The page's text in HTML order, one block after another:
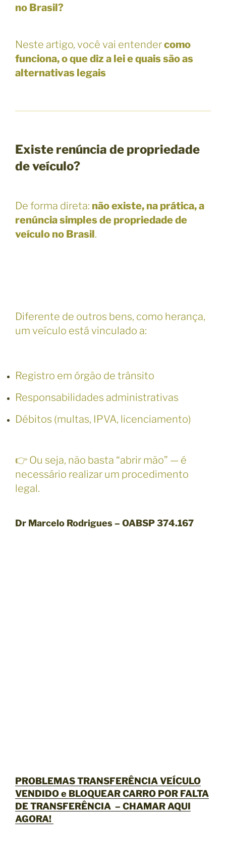
no Brasil?
Neste artigo, você vai entendercomo
funciona, o que diz a lei e quais são as
alternativas legais
Existe renúncia de propriedade
de veículo?
De forma direta: não existe, na prática, a
renúncia simples de propriedade de
veículo no Brasil.
Diferente de outros bens, como herança,
um veículo está vinculado a:
Registro em órgão de trânsito
Responsabilidades administrativas
Débitos (multas, IPVA, licenciamento)
👉 Ou seja, não basta “abrir mão” — é
necessário realizar um procedimento
legal.
Dr Marcelo Rodrigues – OABSP 374.167
PROBLEMAS TRANSFERÊNCIA VEÍCULO
VENDIDO e BLOQUEAR CARRO POR FALTA
DE TRANSFERÊNCIA – CHAMAR AQUI
AGORA!